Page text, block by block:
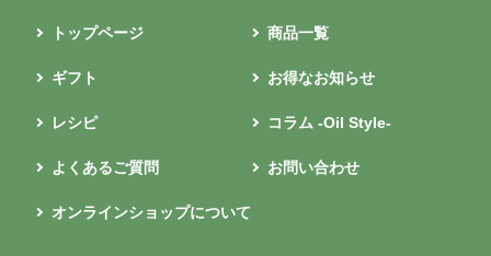
トップページ 商品一覧
ギフト お得なお知らせ
レシピ コラム -Oil Style-
よくあるご質問 お問い合わせ
オンラインショップについて